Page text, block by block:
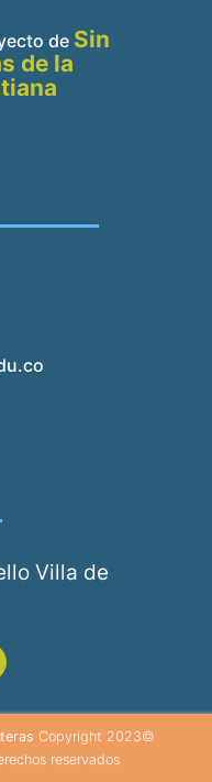
de Sin
de la
Villa de
Copyright 2023©
reservados